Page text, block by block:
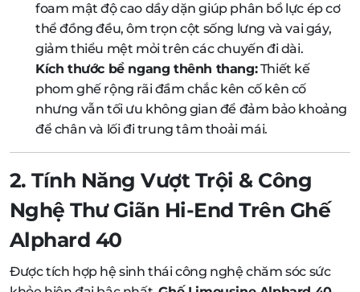
foam mật độ cao dầy dặn giúp phân bổ lực ép cơ
thể đồng đều, ôm trọn cột sống lưng và vai gáy,
giảm thiểu mệt mỏi trên các chuyến đi dài.
Kích thước bề ngang thênh thang:Thiết kế
phom ghế rộng rãi đầm chắc kên cố kên cố
nhưng vẫn tối ưu không gian để đảm bảo khoảng
để chân và lối đi trung tâm thoải mái.
2. Tính Năng Vượt Trội & Công
Nghệ Thư Giãn Hi-End Trên Ghế
Alphard 40
Được tích hợp hệ sinh thái công nghệ chăm sóc sức